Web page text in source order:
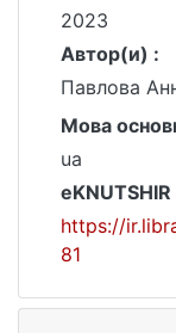
2023
Автор(и) :
Павлова
Мова
ua
eKNUTSHIR
https://
81